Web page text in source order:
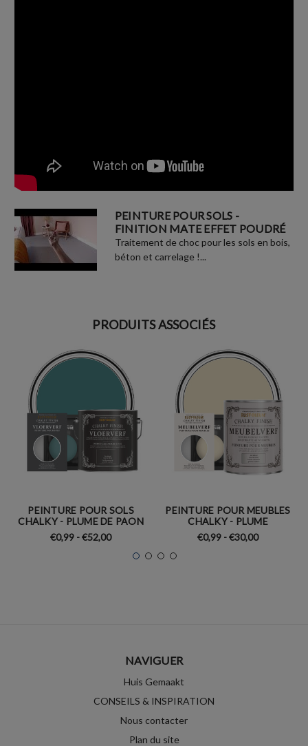
PEINTURE POUR SOLS -
FINITION MATE EFFET POUDRÉ
Traitement de choc pour les sols en bois,
béton et carrelage !...
PRODUITS ASSOCIÉS
PEINTURE POUR SOLS
CHALKY - PLUME DE PAON
€0,99 - €52,00
PEINTURE POUR MEUBLES
CHALKY - PLUME
€0,99 - €30,00
NAVIGUER
Huis Gemaakt
CONSEILS & INSPIRATION
Nous contacter
Plan du site